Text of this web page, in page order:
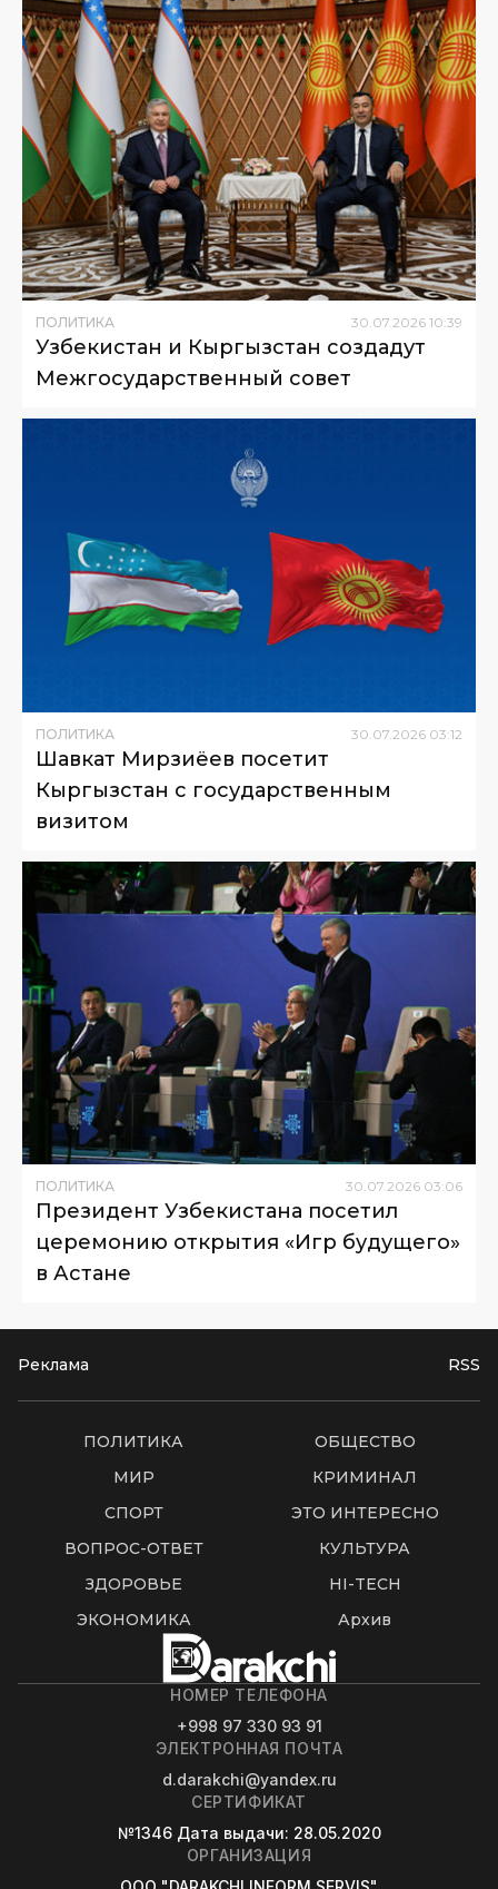
ПОЛИТИКА 30 07 2026 10:39
Узбекистан и Кыргызстан создадут
Межгосударственный совет
ПОЛИТИКА 30 07 2026 03:12
Шавкат Мирзиёев посетит
Кыргызстан с государственным
визитом
ПОЛИТИКА 30.07.2026 03:06
Президент Узбекистана посетил
церемонию открытия «Игр будущего»
в Астане
Реклама RSS
ПОЛИТИКА
ОБЩЕСТВО
МИР
КРИМИНАЛ
СПОРТ
ЭТО ИНТЕРЕСНО
ВОПРОС-ОТВЕТ
КУЛЬТУРА
ЗДОРОВЬЕ
HI-TECH
ЭКОНОМИКА
Архив
НОМЕР ТЕЛЕФОНА
+998 97 330 93 91
ЭЛЕКТРОННАЯ ПОЧТА
d.darakchi@yandex.ru
СЕРТИФИКАТ
№1346 Дата выдачи: 28.05.2020
ОРГАНИЗАЦИЯ